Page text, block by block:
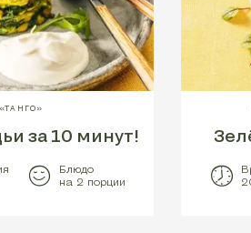
за 10 минут!
Блюдо
на 2 порции